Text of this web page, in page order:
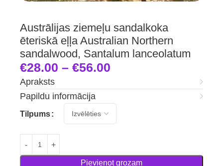
Austrālijas ziemeļu sandalkoka
ēteriskā eļļa Australian Northern
sandalwood, Santalum lanceolatum
€28.00 – €56.00
Apraksts
Papildu informācija
Tilpums
Pievienot grozam